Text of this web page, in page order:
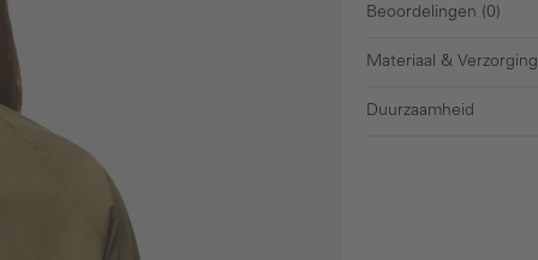
Beoordelingen (0)
Materiaal & Verzorging
Duurzaamheid